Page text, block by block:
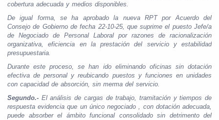
cobertura adecuada y medios disponibles.
De igual forma, se ha aprobado la nueva RPT por Acuerdo del
Consejo de Gobierno de fecha 22-10-25, que suprime el puesto Jefe/a
de Negociado de Personal Laboral por razones de racionalización
organizativa, eficiencia en la prestación del servicio y estabilidad
presupuestaria.
Durante este proceso, se han ido eliminando oficinas sin dotación
efectiva de personal y reubicando puestos y funciones en unidades
con capacidad de absorción, sin merma del servicio.
Segundo.- El análisis de cargas de trabajo, tramitación y tiempos de
respuesta evidencia que un único negociado , con dotación adecuada,
puede absorber el ámbito funcional consolidado sin detrimento del